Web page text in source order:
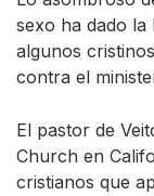
sexo ha dado la
algunos
contra el
El pastor de
Church en
cristianos que